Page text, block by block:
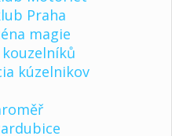
Praha
magie
kúzelnikov